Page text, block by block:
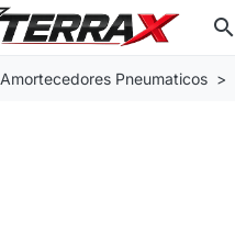
search
Amortecedores Pneumaticos